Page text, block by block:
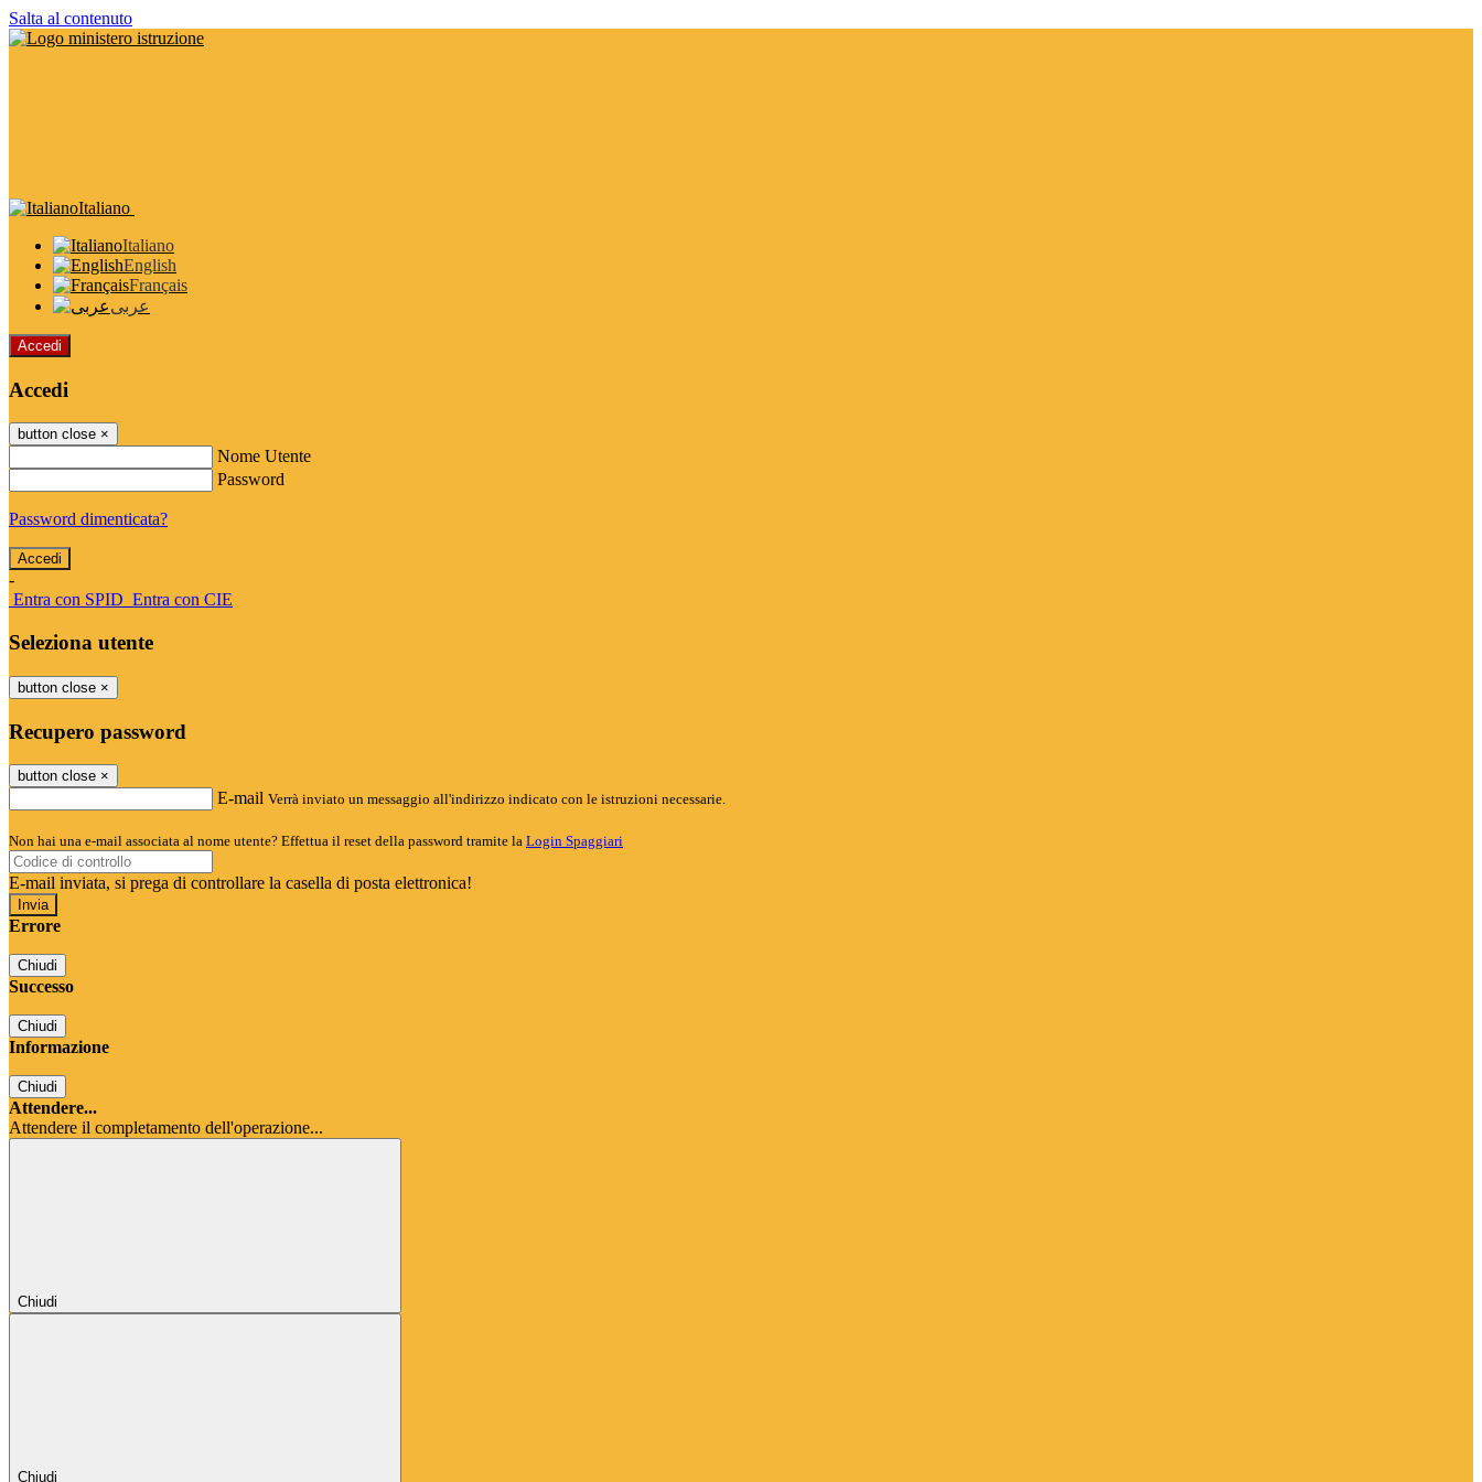
Salta al contenuto
Italiano
Italiano
English
Français
عربى
Accedi
Accedi
button close ×
Nome Utente
Password
Password dimenticata?
-
Entra con SPID Entra con CIE
Seleziona utente
button close ×
Recupero password
button close ×
E-mail Verrà inviato un messaggio all'indirizzo indicato con le istruzioni necessarie.
Non hai una e-mail associata al nome utente? Effettua il reset della password tramite la Login Spaggiari
E-mail inviata, si prega di controllare la casella di posta elettronica!
Errore
Chiudi
Successo
Chiudi
Informazione
Chiudi
Attendere...
Attendere il completamento dell'operazione...
Chiudi
Chiudi